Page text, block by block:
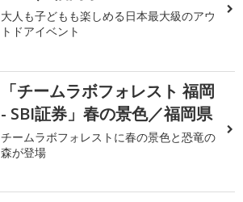
大人も子どもも楽しめる日本最大級のアウ
トドアイベント
「チームラボフォレスト 福岡
- SBI証券」春の景色／福岡県
チームラボフォレストに春の景色と恐竜の
森が登場